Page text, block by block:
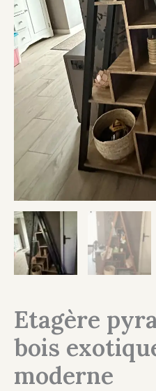
Etagère
bois
moderne